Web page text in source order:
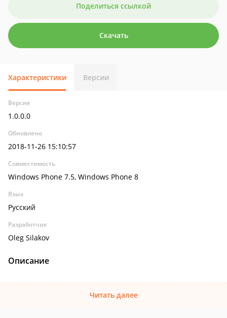
Поделиться ссылкой
Скачать
Характеристики Версии
Версия
1.0.0.0
Обновлено
2018-11-26 15:10:57
Совместимость
Windows Phone 7.5, Windows Phone 8
Язык
Русский
Разработчик
Oleg Silakov
Описание
Читать далее